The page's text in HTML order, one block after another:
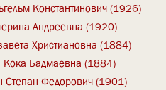
Константинович (1926)
Андреевна (1920)
Христиановна (1884)
Кока Бадмаевна (1884)
Степан Федорович (1901)